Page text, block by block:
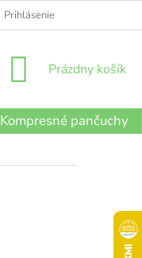
Prihlásenie
NÁKUPNÝ
Prázdny košík
Kompresné pančuchy